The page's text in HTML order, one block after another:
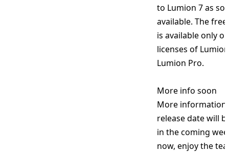
to Lumion 7 as
available. The
is available only
licenses of
Lumion Pro.
More info soon
More information
release date will
in the coming
now, enjoy the